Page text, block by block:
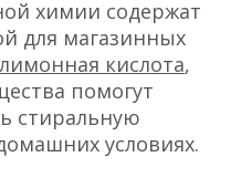
химии содержат
для магазинных
лимонная кислота,
помогут
стиральную
условиях.